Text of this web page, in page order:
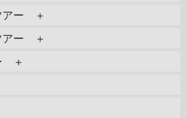
アー ＋
アー ＋
＋